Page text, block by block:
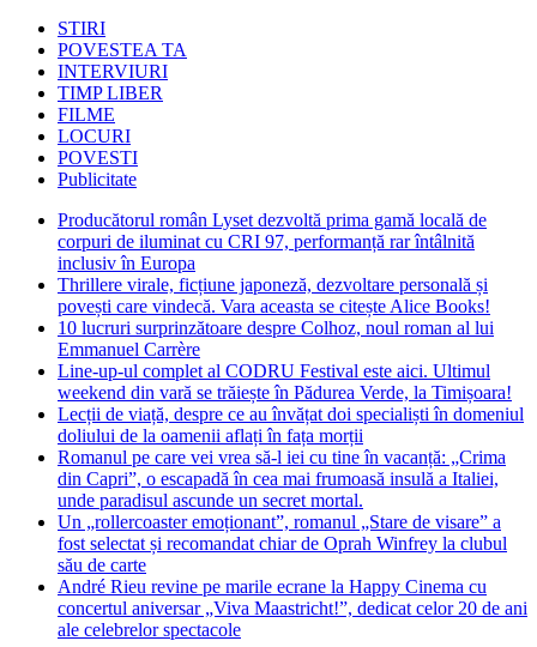
STIRI
POVESTEA TA
INTERVIURI
TIMP LIBER
FILME
LOCURI
POVESTI
Publicitate
Producătorul român Lyset dezvoltă prima gamă locală de
corpuri de iluminat cu CRI 97, performanță rar întâlnită
inclusiv în Europa
Thrillere virale, ficțiune japoneză, dezvoltare personală și
povești care vindecă. Vara aceasta se citește Alice Books!
10 lucruri surprinzătoare despre Colhoz, noul roman al lui
Emmanuel Carrère
Line-up-ul complet al CODRU Festival este aici. Ultimul
weekend din vară se trăiește în Pădurea Verde, la Timișoara!
Lecții de viață, despre ce au învățat doi specialiști în domeniul
doliului de la oamenii aflați în fața morții
Romanul pe care vei vrea să-l iei cu tine în vacanță: „Crima
din Capri”, o escapadă în cea mai frumoasă insulă a Italiei,
unde paradisul ascunde un secret mortal.
Un „rollercoaster emoționant”, romanul „Stare de visare” a
fost selectat și recomandat chiar de Oprah Winfrey la clubul
său de carte
André Rieu revine pe marile ecrane la Happy Cinema cu
concertul aniversar „Viva Maastricht!”, dedicat celor 20 de ani
ale celebrelor spectacole